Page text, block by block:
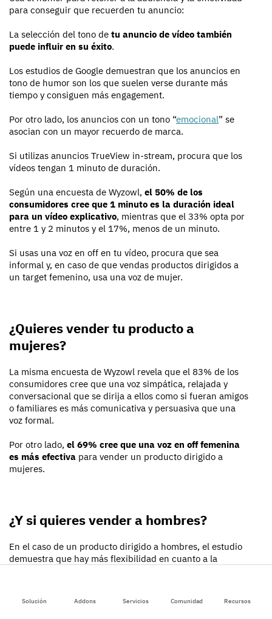
Solución Addons Servicios Comunidad Recursos
para conseguir que recuerden tu anuncio:
La selección del tono de tu anuncio de vídeo también
puede influir en su éxito.
Los estudios de Google demuestran que los anuncios en
tono de humor son los que suelen verse durante más
tiempo y consiguen más engagement.
Por otro lado, los anuncios con un tono “emocional” se
asocian con un mayor recuerdo de marca.
Si utilizas anuncios TrueView in-stream, procura que los
vídeos tengan 1 minuto de duración.
Según una encuesta de Wyzowl, el 50% de los
consumidores cree que 1 minuto es la duración ideal
para un vídeo explicativo, mientras que el 33% opta por
entre 1 y 2 minutos y el 17%, menos de un minuto.
Si usas una voz en off en tu vídeo, procura que sea
informal y, en caso de que vendas productos dirigidos a
un target femenino, usa una voz de mujer.
¿Quieres vender tu producto a
mujeres?
La misma encuesta de Wyzowl revela que el 83% de los
consumidores cree que una voz simpática, relajada y
conversacional que se dirija a ellos como si fueran amigos
o familiares es más comunicativa y persuasiva que una
voz formal.
Por otro lado, el 69% cree que una voz en off femenina
es más efectiva para vender un producto dirigido a
mujeres.
¿Y si quieres vender a hombres?
En el caso de un producto dirigido a hombres, el estudio
demuestra que hay más flexibilidad en cuanto a la